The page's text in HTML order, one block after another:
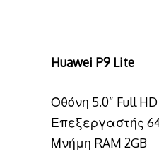
Huawei P9 Lite
Οθόνη 5.0” Full HD
Επεξεργαστής
Μνήμη RAM 2GB